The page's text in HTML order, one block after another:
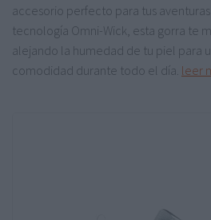
accesorio perfecto para tus
tecnología Omni-Wick, esta gorra te
alejando la humedad de tu piel para
comodidad durante todo el día. leer